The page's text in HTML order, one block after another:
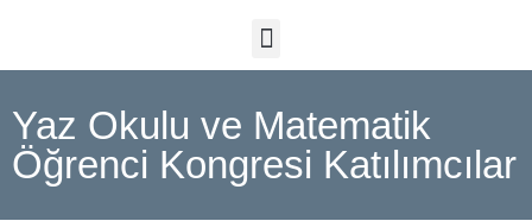
Yaz Okulu ve Matematik
Öğrenci Kongresi Katılımcılar